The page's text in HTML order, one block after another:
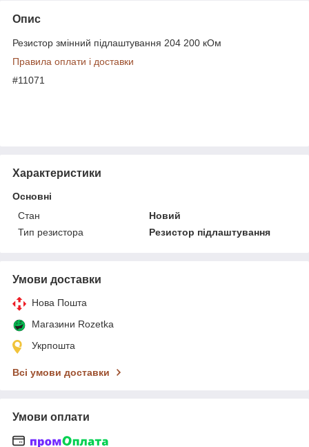
Опис
Резистор змінний підлаштування 204 200 кОм
Правила оплати і доставки
#11071
Характеристики
Основні
Стан
Новий
Тип резистора
Резистор підлаштування
Умови доставки
Нова Пошта
Магазини Rozetka
Укрпошта
Всі умови доставки
Умови оплати